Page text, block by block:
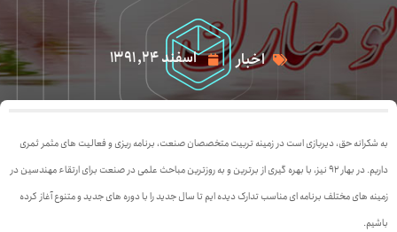
اخبار اسفند 24, 1391
به شکرانه حق، دیربازی است در زمینه تربیت متخصصان صنعت، برنامه ریزی و فعالیت های مثمر ثمری
داریم. در بهار 92 نیز، با بهره گیری از برترین و به روزترین مباحث علمی در صنعت برای ارتقاء مهندسین در
زمینه های مختلف برنامه ای مناسب تدارک دیده ایم تا سال جدید را با دوره های جدید و متنوع آغاز کرده
باشیم.